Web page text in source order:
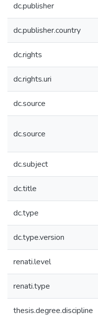
dc.publisher
dc.publisher.country
dc.rights
dc.rights.uri
dc.source
dc.source
dc.subject
dc.title
dc.type
dc.type.version
renati.level
renati.type
thesis.degree.discipline